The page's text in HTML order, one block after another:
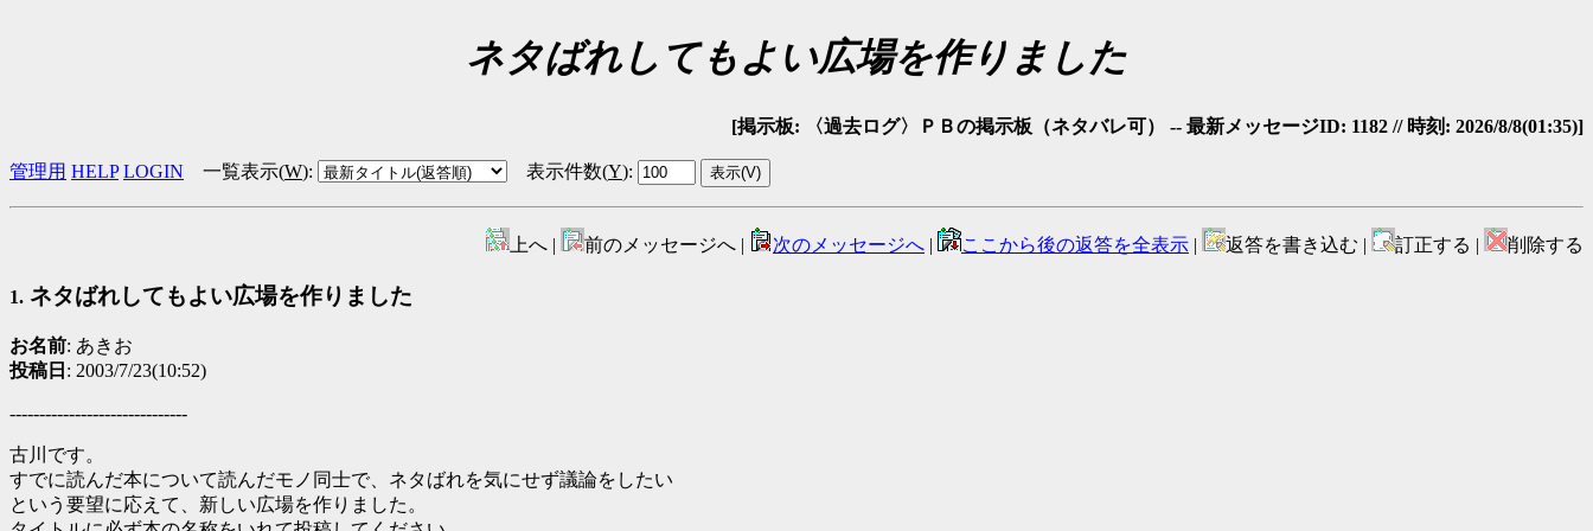
ネタばれしてもよい広場を作りました
[掲示板: 〈過去ログ〉ＰＢの掲示板（ネタバレ可） -- 最新メッセージID: 1182 // 時刻: 2026/8/8(01:35)]
管理用 HELP LOGIN 一覧表示(W): 表示件数(Y):
上へ | 前のメッセージへ | 次のメッセージへ | ここから後の返答を全表示 | 返答を書き込む | 訂正する | 削除する
1. ネタばれしてもよい広場を作りました
お名前: あきお
投稿日 : 2003/7/23(10:52)
------------------------------
古川です。
すでに読んだ本について読んだモノ同士で、ネタばれを気にせず議論をしたい
という要望に応えて、新しい広場を作りました。